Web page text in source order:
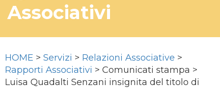
Associativi
HOME > Servizi > Relazioni Associative >
Rapporti Associativi > Comunicati stampa >
Luisa Quadalti Senzani insignita del titolo di